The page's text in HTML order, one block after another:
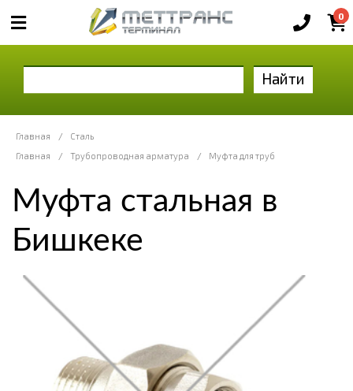
0
Найти
Главная /
Сталь
Главная
/ Трубопроводная арматура / Муфта для труб
Муфта стальная в
Бишкеке